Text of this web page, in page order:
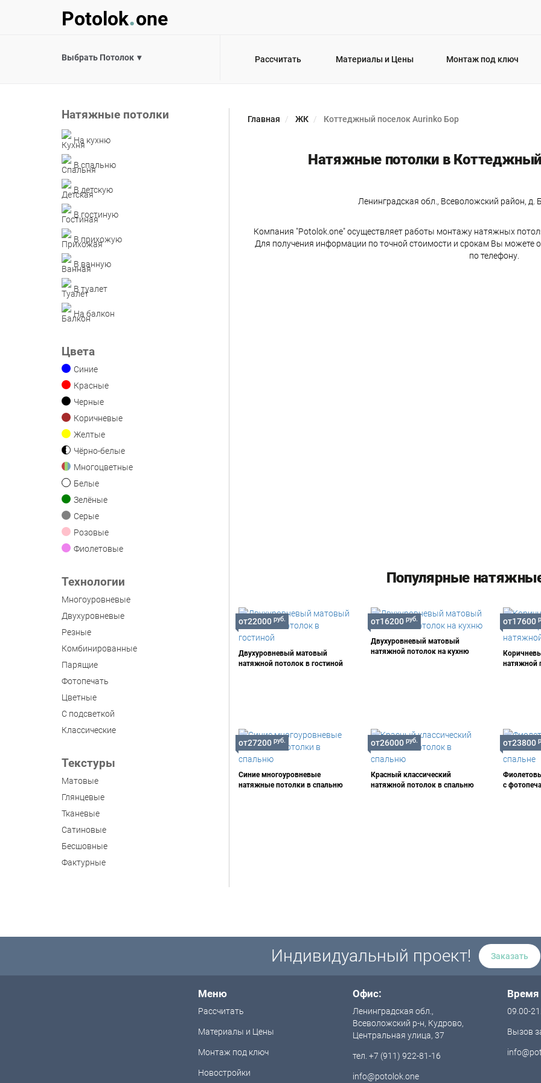
Potolok
.one
Выбрать Потолок Рассчитать Материалы и Цены Монтаж под ключ
Натяжные потолки
На кухню
В спальню
В детскую
В гостиную
В прихожую
В ванную
В туалет
На балкон
Цвета
Синие
Красные
Черные
Коричневые
Желтые
Чёрно-белые
Многоцветные
Белые
Зелёные
Серые
Розовые
Фиолетовые
Технологии
Многоуровневые
Двухуровневые
Резные
Комбинированные
Парящие
Фотопечать
Цветные
С подсветкой
Классические
Текстуры
Матовые
Глянцевые
Тканевые
Сатиновые
Бесшовные
Фактурные
Главная ЖК Коттеджный поселок Aurinko Бор
Натяжные потолки в
Ленинградская обл., Всеволожский район, д.
Компания "Potolok.one" осуществляет работы монтажу натяжных
Для получения информации по точной стоимости и срокам Вы можете
по телефону.
Популярные
Двухуровневый матовый
натяжной потолок в гостиной
от22000 руб.
Двухуровневый матовый
натяжной потолок на кухню
от16200 руб.
натяжной
от17600
Синие многоуровневые
натяжные потолки в спальню
от27200 руб.
Красный классический
натяжной потолок в спальню
от26000 руб.
с
от23800
Индивидуальный проект! Заказать
Меню
Рассчитать
Материалы и Цены
Монтаж под ключ
Новостройки
Офис:
Ленинградская обл.,
Всеволожский р-н, Кудрово,
Центральная улица, 37
тел. +7 (911) 922-81-16
info@potolok.one
09.00-
Вызов